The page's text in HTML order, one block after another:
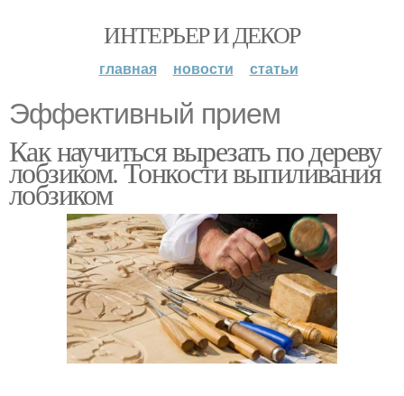
ИНТЕРЬЕР И ДЕКОР
главная новости статьи
Эффективный прием
Как научиться вырезать по дереву
лобзиком. Тонкости выпиливания
лобзиком